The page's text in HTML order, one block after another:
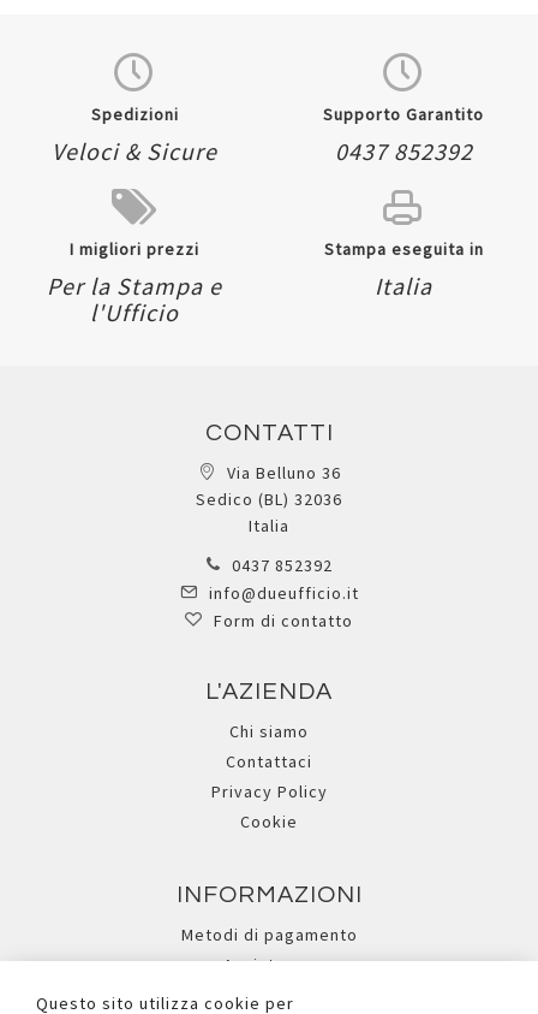
Spedizioni
Veloci & Sicure
Supporto Garantito
0437 852392
I migliori prezzi
Per la Stampa e
l'Ufficio
Stampa eseguita in
Italia
CONTATTI
Via Belluno 36
Sedico (BL) 32036
Italia
0437 852392
info@dueufficio.it
Form di contatto
L'AZIENDA
Chi siamo
Contattaci
Privacy Policy
Cookie
INFORMAZIONI
Metodi di pagamento
Assistenza
Ricerca avanzata
Questo sito utilizza cookie per